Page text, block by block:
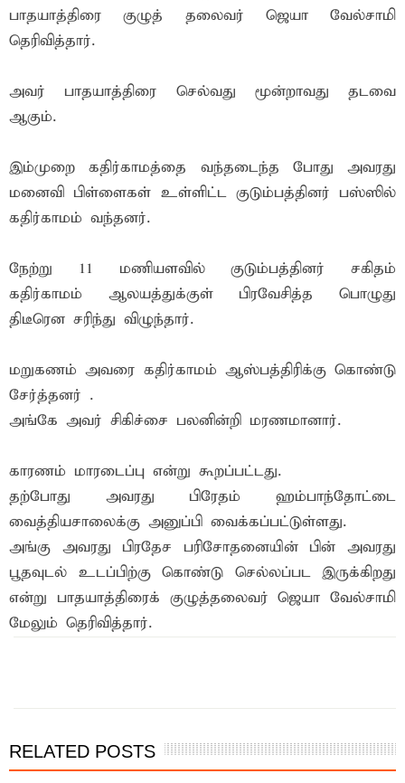
பாதயாத்திரை குழுத் தலைவர் ஜெயா வேல்சாமி
தெரிவித்தார்.
அவர் பாதயாத்திரை செல்வது மூன்றாவது தடவை
ஆகும்.
இம்முறை கதிர்காமத்தை வந்தடைந்த போது அவரது
மனைவி பிள்ளைகள் உள்ளிட்ட குடும்பத்தினர் பஸ்ஸில்
கதிர்காமம் வந்தனர்.
நேற்று 11 மணியளவில் குடும்பத்தினர் சகிதம்
கதிர்காமம் ஆலயத்துக்குள் பிரவேசித்த பொழுது
திடீரென சரிந்து விழுந்தார்.
மறுகணம் அவரை கதிர்காமம் ஆஸ்பத்திரிக்கு கொண்டு
சேர்த்தனர் .
அங்கே அவர் சிகிச்சை பலனின்றி மரணமானார்.
காரணம் மாரடைப்பு என்று கூறப்பட்டது.
தற்போது அவரது பிரேதம் ஹம்பாந்தோட்டை
வைத்தியசாலைக்கு அனுப்பி வைக்கப்பட்டுள்ளது.
அங்கு அவரது பிரதேச பரிசோதனையின் பின் அவரது
பூதவுடல் உடப்பிற்கு கொண்டு செல்லப்பட இருக்கிறது
என்று பாதயாத்திரைக் குழுத்தலைவர் ஜெயா வேல்சாமி
மேலும் தெரிவித்தார்.
RELATED POSTS